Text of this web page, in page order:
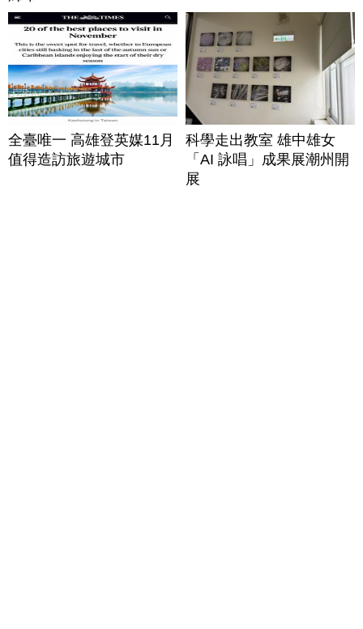
全臺唯一 高雄登英媒11月
值得造訪旅遊城市
科學走出教室 雄中雄女
「AI 詠唱」成果展潮州開
展